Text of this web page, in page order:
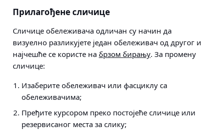
Прилагођене сличице
Сличице обележивача одличан су начин да
визуелно разликујете један обележивач од другог и
најчешће се користе на брзом бирању. За промену
сличице:
Изаберите обележивач или фасциклу са
обележивачима;
Пређите курсором преко постојеће сличице или
резервисаног места за слику;